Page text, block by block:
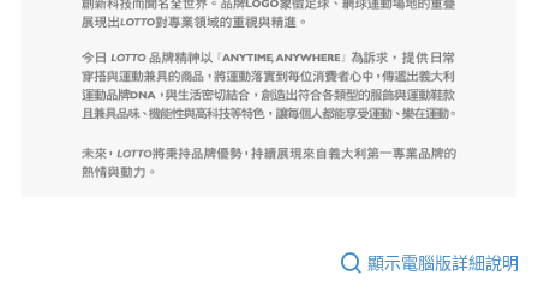
顯示電腦版詳細說明